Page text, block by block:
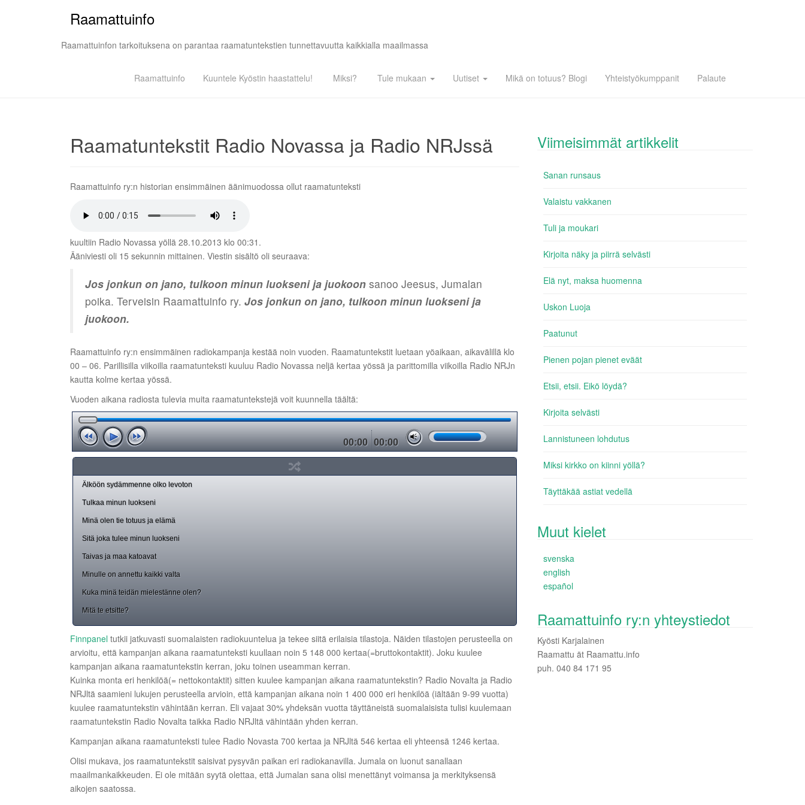
Raamattuinfo
Raamattuinfon tarkoituksena on parantaa raamatuntekstien tunnettavuutta kaikkialla maailmassa
Raamattuinfo Kuuntele Kyöstin haastattelu! Miksi? Tule mukaan Uutiset Mikä on totuus? Blogi Yhteistyökumppanit Palaute
Raamatuntekstit Radio Novassa ja Radio NRJssä
Raamattuinfo ry:n historian ensimmäinen äänimuodossa ollut raamatunteksti
kuultiin Radio Novassa yöllä 28.10.2013 klo 00:31.
Ääniviesti oli 15 sekunnin mittainen. Viestin sisältö oli seuraava:
Jos jonkun on jano, tulkoon minun luokseni ja juokoon sanoo Jeesus, Jumalan
poika. Terveisin Raamattuinfo ry. Jos jonkun on jano, tulkoon minun luokseni ja
juokoon.
Raamattuinfo ry:n ensimmäinen radiokampanja kestää noin vuoden. Raamatuntekstit luetaan yöaikaan, aikavälillä klo
00 – 06. Parillisilla viikoilla raamatunteksti kuuluu Radio Novassa neljä kertaa yössä ja parittomilla viikoilla Radio NRJn
kautta kolme kertaa yössä.
Vuoden aikana radiosta tulevia muita raamatuntekstejä voit kuunnella täältä:
00:00 00:00
Älköön sydämmenne olko levoton
Tulkaa minun luokseni
Minä olen tie totuus ja elämä
Sitä joka tulee minun luokseni
Taivas ja maa katoavat
Minulle on annettu kaikki valta
Kuka minä teidän mielestänne olen?
Mitä te etsitte?
Finnpanel tutkii jatkuvasti suomalaisten radiokuuntelua ja tekee siitä erilaisia tilastoja. Näiden tilastojen perusteella on
arvioitu, että kampanjan aikana raamatunteksti kuullaan noin 5 148 000 kertaa(=bruttokontaktit). Joku kuulee
kampanjan aikana raamatuntekstin kerran, joku toinen useamman kerran.
Kuinka monta eri henkilöä(= nettokontaktit) sitten kuulee kampanjan aikana raamatuntekstin? Radio Novalta ja Radio
NRJltä saamieni lukujen perusteella arvioin, että kampanjan aikana noin 1 400 000 eri henkilöä (iältään 9-99 vuotta)
kuulee raamatuntekstin vähintään kerran. Eli vajaat 30% yhdeksän vuotta täyttäneistä suomalaisista tulisi kuulemaan
raamatuntekstin Radio Novalta taikka Radio NRJltä vähintään yhden kerran.
Kampanjan aikana raamatunteksti tulee Radio Novasta 700 kertaa ja NRJltä 546 kertaa eli yhteensä 1246 kertaa.
Olisi mukava, jos raamatuntekstit saisivat pysyvän paikan eri radiokanavilla. Jumala on luonut sanallaan
maailmankaikkeuden. Ei ole mitään syytä olettaa, että Jumalan sana olisi menettänyt voimansa ja merkityksensä
aikojen saatossa.
Viimeisimmät artikkelit
Sanan runsaus
Valaistu vakkanen
Tuli ja moukari
Kirjoita näky ja piirrä selvästi
Elä nyt, maksa huomenna
Uskon Luoja
Paatunut
Pienen pojan pienet eväät
Etsii, etsii. Eikö löydä?
Kirjoita selvästi
Lannistuneen lohdutus
Miksi kirkko on kiinni yöllä?
Täyttäkää astiat vedellä
Muut kielet
svenska
english
español
Raamattuinfo ry:n yhteystiedot
Kyösti Karjalainen
Raamattu ät Raamattu.info
puh. 040 84 171 95